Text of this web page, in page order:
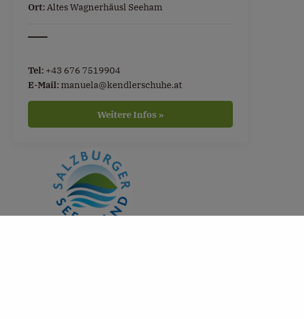
Ort:Altes Wagnerhäusl Seeham
Tel: +43 676 7519904
E-Mail:manuela@kendlerschuhe.at
Weitere Infos »